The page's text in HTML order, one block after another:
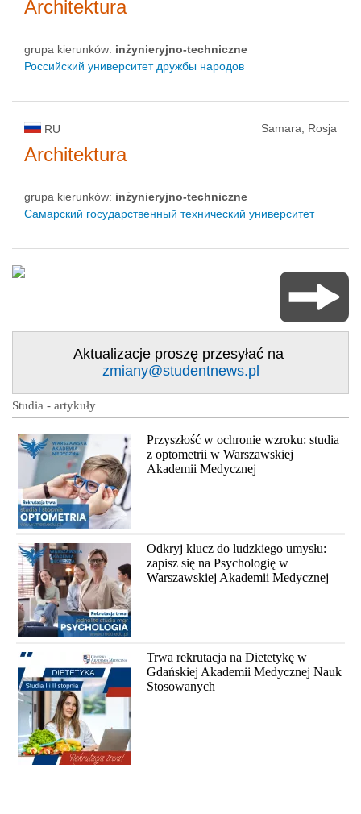
Architektura
grupa kierunków: inżynieryjno-techniczne
Российский университет дружбы народов
RU Samara, Rosja
Architektura
grupa kierunków: inżynieryjno-techniczne
Самарский государственный технический университет
Aktualizacje proszę przesyłać na
zmiany@studentnews.pl
Studia - artykuły
Przyszłość w ochronie wzroku: studia
z optometrii w Warszawskiej
Akademii Medycznej
Odkryj klucz do ludzkiego umysłu:
zapisz się na Psychologię w
Warszawskiej Akademii Medycznej
Trwa rekrutacja na Dietetykę w
Gdańskiej Akademii Medycznej Nauk
Stosowanych